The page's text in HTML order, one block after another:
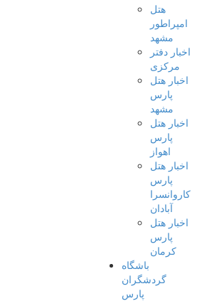
هتل
امپراطور
مشهد
اخبار دفتر
مرکزی
اخبار هتل
پارس
مشهد
اخبار هتل
پارس
اهواز
اخبار هتل
پارس
کاروانسرا
آبادان
اخبار هتل
پارس
کرمان
باشگاه
گردشگران
پارس